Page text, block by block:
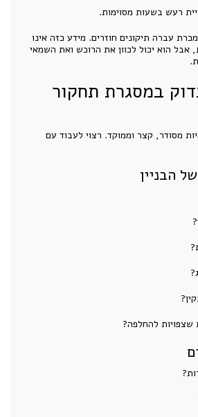
רעש בשעות מסוימות.
עברה תיקונים חוזרים. מידע כזה אינו
אבל הוא יכול לכוון את הרוכש ואת השמאי
במסגרת תחקור
מסודר, קצר וממוקד. רצוי לעבוד עם
הבניין
שצפויות להחלפה?